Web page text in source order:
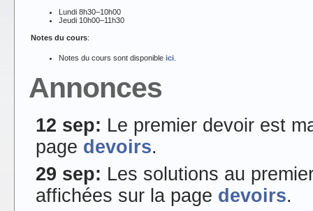
Lundi 8h30–10h00
Jeudi 10h00–11h30
Notes du cours:
Notes du cours sont disponible ici
Annonces
12 sep: Le premier devoir est
page devoirs.
29 sep: Les solutions au
affichées sur la page devoirs.